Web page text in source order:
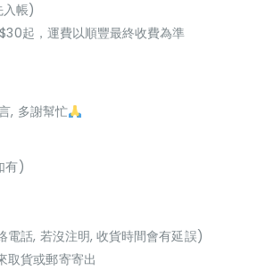
帳)
起，運費以順豐最終收費為準
, 多謝幫忙
有)
電話, 若沒注明, 收貨時間會有延誤)
取貨或郵寄寄出